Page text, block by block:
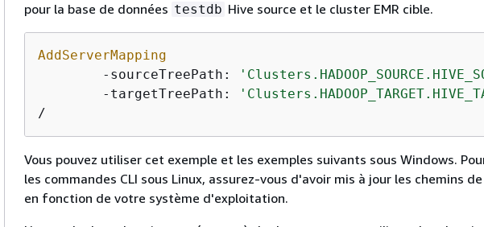
pour la base de données testdb Hive source et le cluster EMR cible.
AddServerMapping
	-sourceTreePath:
	-targetTreePath:
/
Vous pouvez utiliser cet exemple et les exemples suivants sous Windows.
les commandes CLI sous Linux, assurez-vous d'avoir mis à jour les chemins
en fonction de votre système d'exploitation.